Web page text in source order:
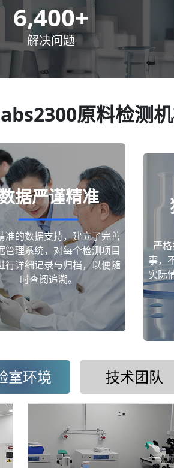
10,000+
解决问题
abs2300原料检测
据严谨精准
准的数据支持，建立了完善
管理系统，对每个检测项目
行详细记录与归档，以便随
时查阅追溯。
严
事，
实际
室环境 技术团队